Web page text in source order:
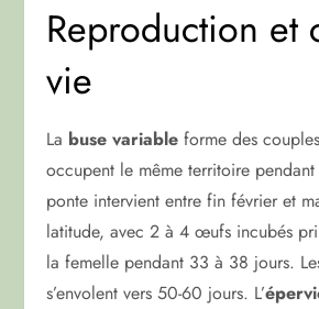
Reproduction et
vie
La buse variable forme des
occupent le même territoire pendant
ponte intervient entre fin février et
latitude, avec 2 à 4 œufs incubés
la femelle pendant 33 à 38 jours.
s’envolent vers 50-60 jours. L’